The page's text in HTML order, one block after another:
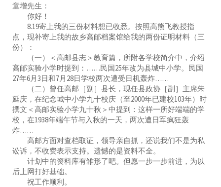
童增先生：
你好！
8.19寄上我的三份材料想已收悉。按照高熊飞教授指
点，现补寄上我的故乡高邮档案馆给我的两份证明材料（三
份）：
（一）＜高邮县志＞教育篇，所附各学校简介中，介绍
高邮实验小学时提到：……民国25年改为县城中小学。民国
27年6月3日和7月28日学校两次遭受日机轰炸……
（二）曾任高邮［副］县长，现任县政协［副］主席朱
延庆，在纪念城中小学九十校庆（至2000年已建校103年）时
撰文＜高邮实验小学九十秋＞中提到：这样一所好端端的学
校，在1938年端午节与入秋的一天，两次遭日军疯狂轰
炸……
高邮方面对查档取证，领导亲自抓，还说我们不是为私
讼诉，不收费表示支持。遗憾的是资料不全。
计划中的资料库有雏形了吧。但愿一步一步前进，为以
后上网打好基础。
祝工作顺利。